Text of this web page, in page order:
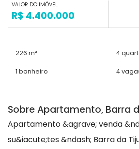
VALOR DO IMÓVEL
R$ 4.400.000
226 m² 4
1 banheiro 4
Sobre Apartamento, Barra
Apartamento &agrave; venda
su&iacute;tes &ndash; Barra da